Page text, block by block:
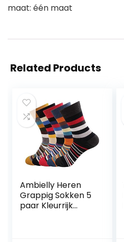
maat: één maat
Related Products
Ambielly Heren
Grappig Sokken 5
paar Kleurrijk